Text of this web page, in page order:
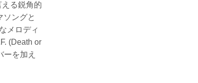
る鋭角的
ソングと
メロディ
(Death or
を加え